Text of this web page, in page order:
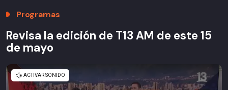
Programas
Revisa la edición de T13 AM de este 15
de mayo